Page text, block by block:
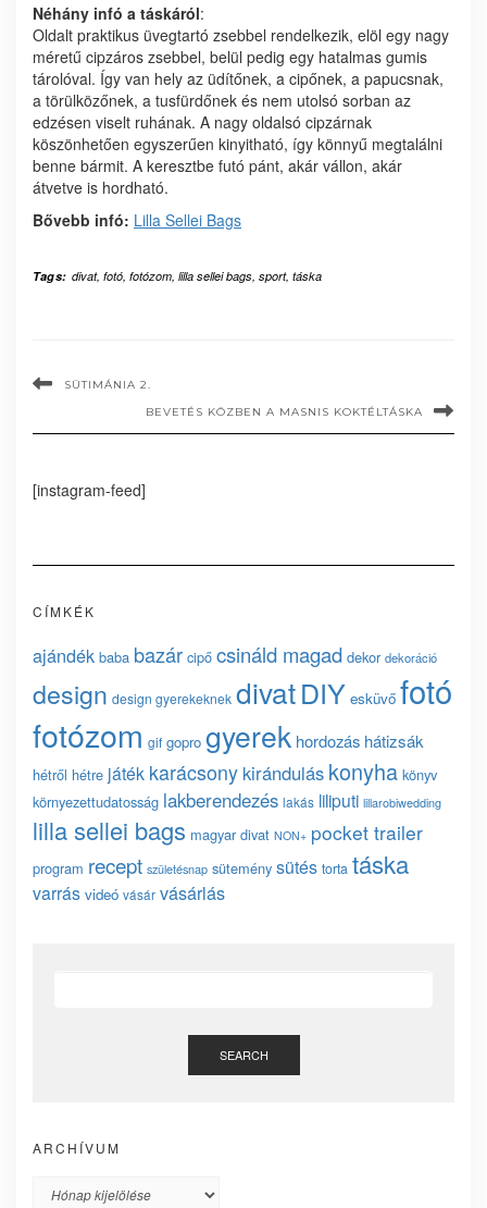
Néhány infó a táskáról:
Oldalt praktikus üvegtartó zsebbel rendelkezik, elöl egy nagy
méretű cipzáros zsebbel, belül pedig egy hatalmas gumis
tárolóval. Így van hely az üdítőnek, a cipőnek, a papucsnak,
a törülközőnek, a tusfürdőnek és nem utolsó sorban az
edzésen viselt ruhának. A nagy oldalsó cipzárnak
köszönhetően egyszerűen kinyitható, így könnyű megtalálni
benne bármit. A keresztbe futó pánt, akár vállon, akár
átvetve is hordható.
Bővebb infó: Lilla Sellei Bags
Tags: divat, fotó, fotózom, lilla sellei bags, sport, táska
SÜTIMÁNIA 2.
BEVETÉS KÖZBEN A MASNIS KOKTÉLTÁSKA
[instagram-feed]
CÍMKÉK
ajándék baba bazár cipő csináld magad dekor dekoráció
design design gyerekeknek divatDIY esküvő fotó
fotózom gif gopro gyerek hordozás hátizsák
hétről hétre játék karácsony kirándulás konyha könyv
környezettudatosság lakberendezés lakás liliputi lillarobiwedding
lilla sellei bags magyar divat NON+ pocket trailer
program recept születésnap sütemény sütés torta táska
varrás videó vásár vásárlás
SEARCH
ARCHÍVUM
Archívum